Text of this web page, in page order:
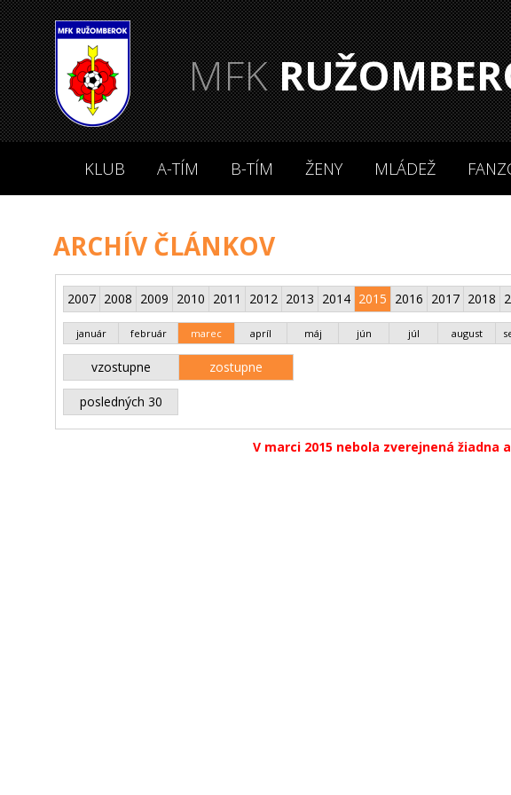
MFK
KLUB A-TÍM B-TÍM ŽENY MLÁDEŽ
ARCHÍV ČLÁNKOV
2007 2008 2009 2010 2011 2012 2013 2014 2015 2016 2017 2018
január február marec apríl máj jún júl august
vzostupne zostupne
posledných 30
V marci 2015 nebola zverejnená žiadna